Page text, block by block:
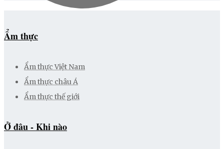
Ẩm thực
Ẩm thực Việt Nam
Ẩm thực châu Á
Ẩm thực thế giới
Ở đâu - Khi nào